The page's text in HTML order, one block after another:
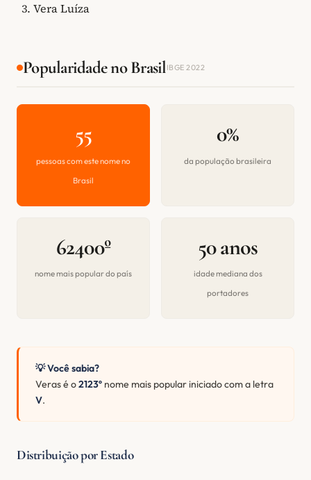
Vera Luíza
Popularidade no BrasilIBGE 2022
55
pessoas com este nome no
Brasil
0%
da população brasileira
62400º
nome mais popular do país
50 anos
idade mediana dos
portadores
💡 Você sabia?
Veras é o2123º nome mais popular iniciado com a letra
V.
Distribuição por Estado